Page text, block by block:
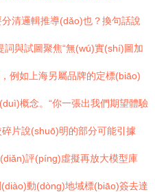
清邏輯推導(dǎo)也？換句話說
與試圖聚焦“無(wú)實(shí)圖加
例如上海另屬品牌的定標(biāo)
概念。“你一張出我們期望體驗
片說(shuō)明的部分可能引據
評(píng)虛擬再放大模型庫
動(dòng)地域標(biāo)簽去達